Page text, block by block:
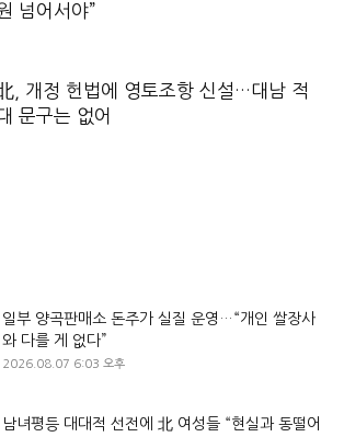
넘어서야”
, 개정 헌법에 영토조항 신설…대남 적
문구는 없어
일부 양곡판매소 돈주가 실질 운영…“개인 쌀장사
와 다를 게 없다”
2026.08.07 6:03 오후
남녀평등 대대적 선전에 北 여성들 “현실과 동떨어